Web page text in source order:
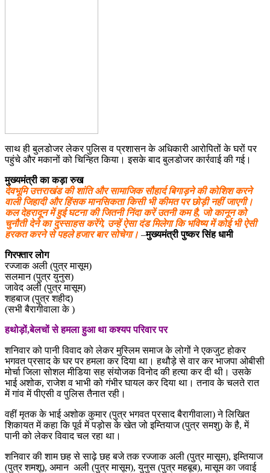
साथ ही बुलडोजर लेकर पुलिस व प्रशासन के अधिकारी आरोपितों के घरों पर
पहुंचे और मकानों को चिन्हित किया। इसके बाद बुलडोजर कार्रवाई की गई।
मुख्यमंत्री का कड़ा रुख
देवभूमि उत्तराखंड की शांति और सामाजिक सौहार्द बिगाड़ने की कोशिश करने
वाली जिहादी और हिंसक मानसिकता किसी भी कीमत पर छोड़ी नहीं जाएगी।
कल देहरादून में हुई घटना की जितनी निंदा करें उतनी कम है, जो कानून को
चुनौती देने का दुस्साहस करेंगे, उन्हें ऐसा दंड मिलेगा कि भविष्य में कोई भी ऐसी
हरकत करने से पहले हजार बार सोचेगा। –मुख्यमंत्री पुष्कर सिंह धामी
गिरफ्तार लोग
रज्जाक अली (पुत्र मासूम)
सलमान (पुत्र युनुस)
जावेद अली (पुत्र मासूम)
शहबाज (पुत्र शहीद)
(सभी बैरागीवाला के )
हथोड़ों,बेलचों से हमला हुआ था कश्यप परिवार पर
शनिवार को पानी विवाद को लेकर मुस्लिम समाज के लोगों ने एकजुट होकर
भगवत प्रसाद के घर पर हमला कर दिया था। हथौड़े से वार कर भाजपा ओबीसी
मोर्चा जिला सोशल मीडिया सह संयोजक विनोद की हत्या कर दी थी। उसके
भाई अशोक, राजेश व भाभी को गंभीर घायल कर दिया था। तनाव के चलते रात
में गांव में पीएसी व पुलिस तैनात रही।
वहीं मृतक के भाई अशोक कुमार (पुत्र भगवत प्रसाद बैरागीवाला) ने लिखित
शिकायत में कहा कि पूर्व में पड़ोस के खेत जो इम्तियाज (पुत्र समशु) के है, में
पानी को लेकर विवाद चल रहा था।
शनिवार की शाम छह से साढ़े छह बजे तक रज्जाक अली (पुत्र मासूम), इम्तियाज
(पुत्र शमशू), अमान अली (पुत्र मासूम), युनुस (पुत्र महबूब), मासूम का जवाई